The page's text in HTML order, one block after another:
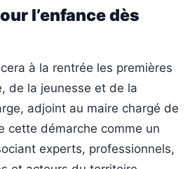
l’enfance dès
à la rentrée les premières
de la jeunesse et de la
adjoint au maire chargé de
cette démarche comme un
experts, professionnels,